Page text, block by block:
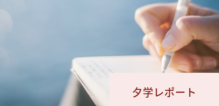
夕学レポート